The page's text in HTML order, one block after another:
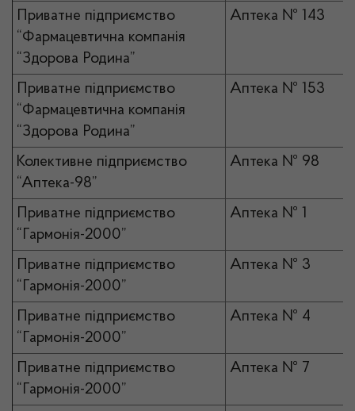
Приватне підприємство
“Фармацевтична компанія
“Здорова Родина”
Аптека № 143
Приватне підприємство
“Фармацевтична компанія
“Здорова Родина”
Аптека № 153
Колективне підприємство
“Аптека-98”
Аптека № 98
Приватне підприємство
“Гармонія-2000”
Аптека № 1
Приватне підприємство
“Гармонія-2000”
Аптека № 3
Приватне підприємство
“Гармонія-2000”
Аптека № 4
Приватне підприємство
“Гармонія-2000”
Аптека № 7